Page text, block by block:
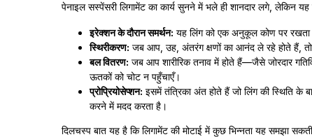
पेनाइल सस्पेंसरी लिगामेंट का कार्य सुनने में भले ही शानदार लगे, लेकिन
इरेक्शन के दौरान समर्थन: यह लिंग को एक अनुकूल कोण पर रखता
स्थिरीकरण: जब आप, उह, अंतरंग क्षणों का आनंद ले रहे होते हैं,
बल वितरण: जब आप शारीरिक तनाव में होते हैं—जैसे जोरदार
ऊतकों को चोट न पहुँचाएँ।
प्रोप्रियोसेप्शन: इसमें तंत्रिका अंत होते हैं जो लिंग की स्थिति के
करने में मदद करता है।
दिलचस्प बात यह है कि लिगामेंट की मोटाई में कुछ भिन्नता यह समझा